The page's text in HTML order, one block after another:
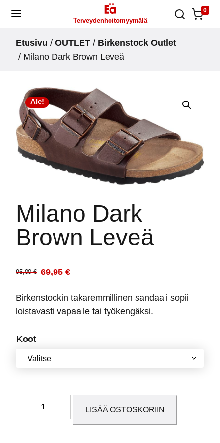
Skip
Terveydenhoitomyymälä
0
Etusivu / OUTLET / Birkenstock Outlet
/ Milano Dark Brown Leveä
Ale!
Milano Dark
Brown Leveä
95,00€
Alkuperäinen
hinta
oli:
69,95 €
Nykyinen
hinta
on:
Birkenstockin takaremmillinen sandaali sopii
loistavasti vapaalle tai työkengäksi.
Koot
LISÄÄ OSTOSKORIIN